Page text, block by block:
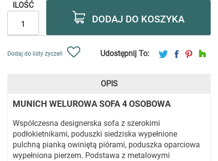
ILOŚĆ
DODAJ DO KOSZYKA
Dodaj do listy życzeń Udostępnij To:
OPIS
MUNICH WELUROWA SOFA 4 OSOBOWA
Współczesna designerska sofa z szerokimi
podłokietnikami, poduszki siedziska wypełnione
pulchną pianką owiniętą piórami, poduszka oparciowa
wypełniona pierzem. Podstawa z metalowymi